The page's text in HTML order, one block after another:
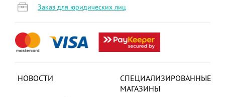
НОВОСТИ
СПЕЦИАЛИЗИРОВАННЫЕ
МАГАЗИНЫ
Заказ для юридических лиц